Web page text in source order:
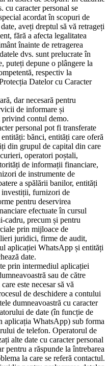
cu caracter personal se
acordat în scopuri de
aveți dreptul să vă retrageți
fără a afecta legalitatea
înainte de retragerea
dvs. sunt prelucrate în
puteți depune o plângere la
respectiv la
Datelor cu Caracter
dar necesară pentru
de informare și
privind contul demo.
personal pot fi transferate
bănci, entități care oferă
din grupul de capital din care
operatori poștali,
de informații financiare,
de instrumente de
a spălării banilor, entități
investiții, furnizori de
pentru deservirea
efectuate în cursul
cadru, precum și pentru
prin mijloace de
juridici, firme de audit,
aplicației WhatsApp și entități
date.
prin intermediul aplicației
sau de către
este necesar să vă
de deschidere a contului
dumneavoastră cu caracter
de date (în funcție de
aplicația WhatsApp) sub forma
de telefon. Operatorul de
alte date cu caracter personal
pentru a răspunde la întrebarea
la care se referă contactul.